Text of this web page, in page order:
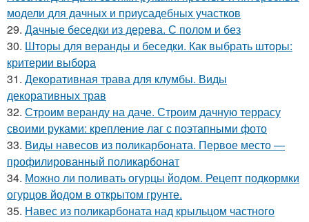
модели для дачных и приусадебных участков
29. Дачные беседки из дерева. С полом и без
30. Шторы для веранды и беседки. Как выбрать шторы:
критерии выбора
31. Декоративная трава для клумбы. Виды
декоративных трав
32. Строим веранду на даче. Строим дачную террасу
своими руками: крепление лаг с поэтапными фото
33. Виды навесов из поликарбоната. Первое место —
профилированный поликарбонат
34. Можно ли поливать огурцы йодом. Рецепт подкормки
огурцов йодом в открытом грунте.
35. Навес из поликарбоната над крыльцом частного